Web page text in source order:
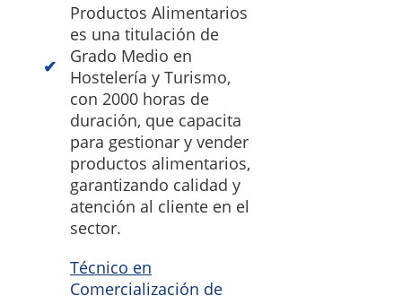
Productos Alimentarios
es una titulación de
Grado Medio en
Hostelería y Turismo,
con 2000 horas de
duración, que capacita
para gestionar y vender
productos alimentarios,
garantizando calidad y
atención al cliente en el
sector.
Técnico en
Comercialización de